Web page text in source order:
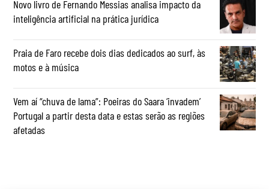
Novo livro de Fernando Messias analisa impacto da
inteligência artificial na prática jurídica
Praia de Faro recebe dois dias dedicados ao surf, às
motos e à música
Vem aí “chuva de lama”: Poeiras do Saara ‘invadem’
Portugal a partir desta data e estas serão as regiões
afetadas